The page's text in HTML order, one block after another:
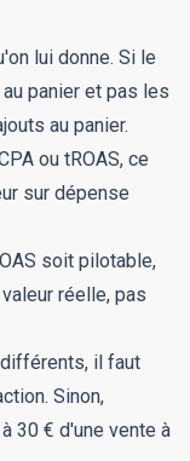
lui donne. Si le
panier et pas les
au panier.
ou tROAS, ce
sur dépense
soit pilotable,
réelle, pas
il faut
Sinon,
30 € d'une vente à